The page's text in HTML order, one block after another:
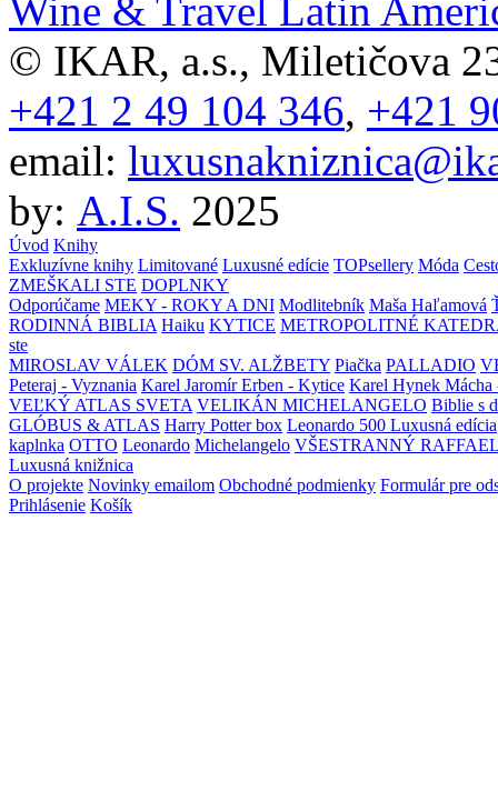
Wine & Travel Latin
© IKAR, a.s., Miletičova
+421 2 49 104 346, +421
email:
by: A.I.S. 2025
Úvod Knihy
Exkluzívne knihy Limitované Luxusné edície TOPsellery Móda
ZMEŠKALI STE DOPLNKY
Odporúčame MEKY - ROKY A DNI Modlitebník Maša Haľamová
RODINNÁ BIBLIA Haiku KYTICE METROPOLITNÉ
ste
MIROSLAV VÁLEK DÓM SV. ALŽBETY Piačka PALLADIO
Peteraj - Vyznania Karel Jaromír Erben - Kytice Karel Hynek Mácha
VEĽKÝ ATLAS SVETA VELIKÁN MICHELANGELO Biblie s
GLÓBUS & ATLAS Harry Potter box Leonardo 500 Luxusná edícia
kaplnka OTTO Leonardo Michelangelo VŠESTRANNÝ
Luxusná knižnica
O projekte Novinky emailom Obchodné podmienky Formulár pre
Prihlásenie Košík